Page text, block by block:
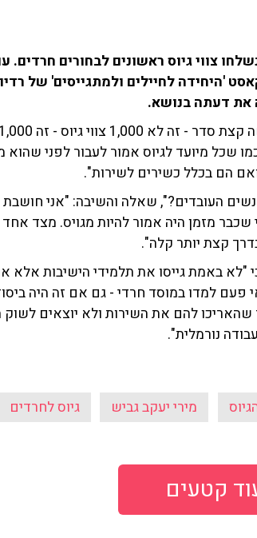
צווי גיוס ראשונים לבחורים חרדים.
את דעתה בנושא.
כמו שכל מיועד לגיוס אמור לעבור לפני
הם בכלל כשירים לשירות".
העובדים?", שאלה והשיבה: "אני
שכבר מזמן היה אמור להיות מגויס. מצד
קצת יותר קלה".
"לא באמת גייסו את תלמידי הישיבות אלא
פעם למדו במוסד חרדי - גם אם זה היה
שהאריכו להם את השירות ולא יוצאים
נורמלית".
מירי יעקב גביש גיוס לחרדים
קטעים